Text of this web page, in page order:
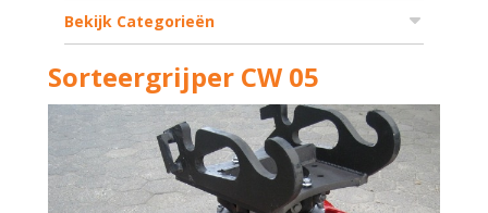
Bekijk Categorieën
Sorteergrijper CW 05